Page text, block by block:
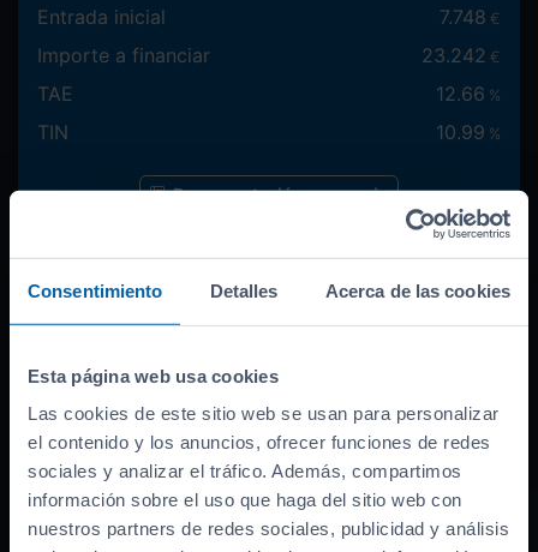
Consentimiento Detalles Acerca de las cookies
Esta página web usa cookies
Las cookies de este sitio web se usan para personalizar
el contenido y los anuncios, ofrecer funciones de redes
sociales y analizar el tráfico. Además, compartimos
información sobre el uso que haga del sitio web con
nuestros partners de redes sociales, publicidad y análisis
Cantidad a financiar
Máxima:7.748 €
Duración
Entrada inicial 7.748 €
Importe a financiar 23.242 €
TAE 12.66 %
TIN 10.99 %
Documentación necesaria